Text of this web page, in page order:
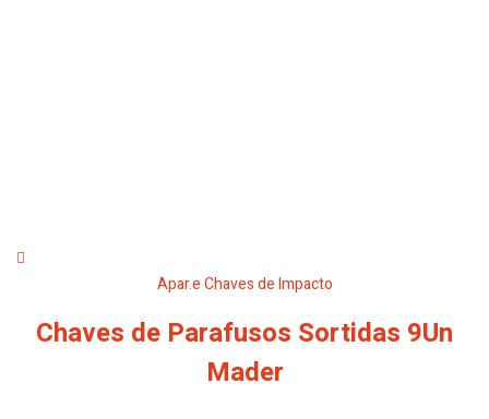
Apar.e Chaves de Impacto
Chaves de Parafusos Sortidas 9Un
Mader